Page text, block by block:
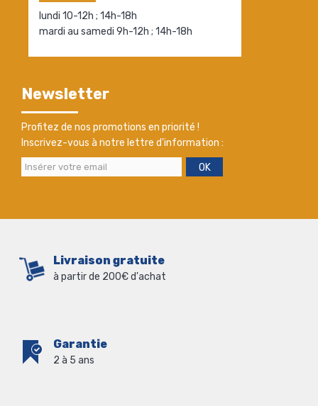
lundi 10-12h ; 14h-18h
mardi au samedi 9h-12h ; 14h-18h
Newsletter
Profitez de nos promotions en priorité !
Inscrivez-vous à notre lettre d'information :
OK
Livraison gratuite
à partir de 200€ d'achat
Garantie
2 à 5 ans